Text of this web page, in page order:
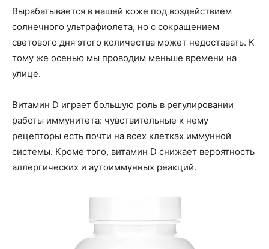
Вырабатывается в нашей коже под воздействием
солнечного ультрафиолета, но с сокращением
светового дня этого количества может недоставать. К
тому же осенью мы проводим меньше времени на
улице.
Витамин D играет большую роль в регулировании
работы иммунитета: чувствительные к нему
рецепторы есть почти на всех клетках иммунной
системы. Кроме того, витамин D снижает вероятность
аллергических и аутоиммунных реакций.